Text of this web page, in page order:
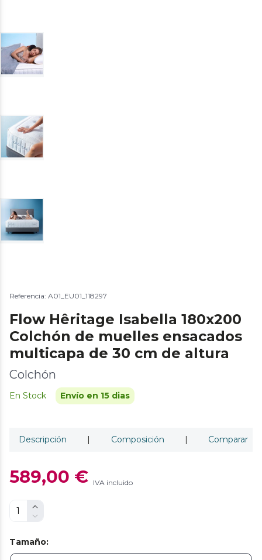
Referencia: A01_EU01_118297
Flow Hêritage Isabella 180x200
Colchón de muelles ensacados
multicapa de 30 cm de altura
Colchón
En Stock Envío en 15 dias
Descripción | Composición | Comparar
589,00 € IVA incluido
Tamaño: